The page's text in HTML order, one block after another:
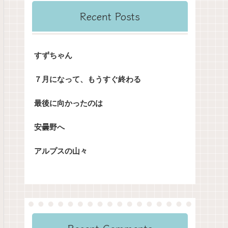
Recent Posts
すずちゃん
７月になって、もうすぐ終わる
最後に向かったのは
安曇野へ
アルプスの山々